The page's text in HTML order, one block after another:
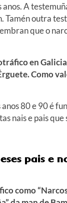
A
Tamén outra
que o
en
Como
80 e 90 é
nais e pais
pais e
como